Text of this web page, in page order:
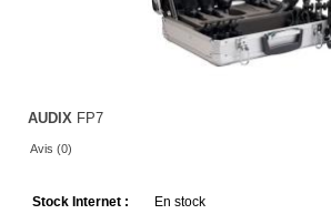
AUDIX FP7
Avis (0)
Stock Internet :
En stock